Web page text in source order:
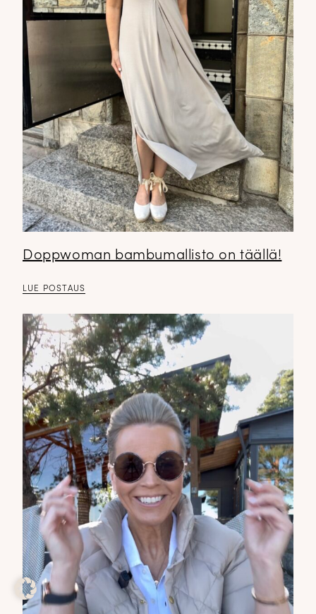
Doppwoman bambumallisto on täällä!
LUE POSTAUS